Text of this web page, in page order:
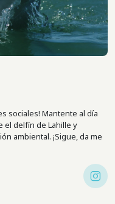
sociales! Mantente al día
el delfín de Lahille y
ambiental. ¡Sigue, da me